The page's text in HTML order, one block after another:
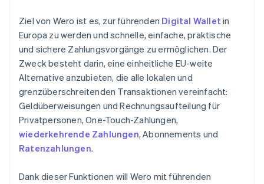
Ziel von Wero ist es, zur führenden Digital Wallet in
Europa zu werden und schnelle, einfache, praktische
und sichere Zahlungsvorgänge zu ermöglichen. Der
Zweck besteht darin, eine einheitliche EU-weite
Alternative anzubieten, die alle lokalen und
grenzüberschreitenden Transaktionen vereinfacht:
Geldüberweisungen und Rechnungsaufteilung für
Privatpersonen, One-Touch-Zahlungen,
wiederkehrende Zahlungen, Abonnements und
Ratenzahlungen.
Dank dieser Funktionen will Wero mit führenden